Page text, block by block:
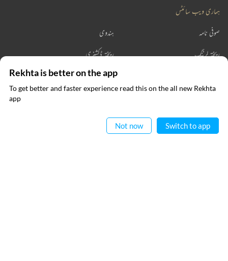
ہماری ویب سائٹس
ہندوی صوفی نامہ
ریختہ ڈکشنری ریختہ لرننگ
ریختہ بکس
رابطہ کیجیے
Rekhta is better on the app
To get better and faster experience read this on the all new Rekhta
app
Not now Switch to app